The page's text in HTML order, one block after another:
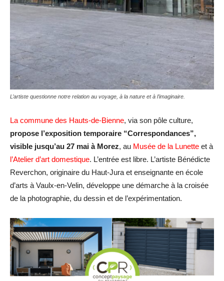
L’artiste questionne notre relation au voyage, à la nature et à l’imaginaire.
La commune des Hauts-de-Bienne, via son pôle culture,
propose l’exposition temporaire “Correspondances”,
visible jusqu’au 27 mai à Morez, au Musée de la Lunette et à
l’Atelier d’art domestique. L’entrée est libre. L’artiste Bénédicte
Reverchon, originaire du Haut-Jura et enseignante en école
d’arts à Vaulx-en-Velin, développe une démarche à la croisée
de la photographie, du dessin et de l’expérimentation.